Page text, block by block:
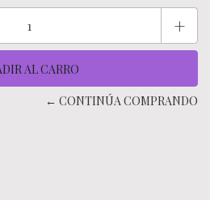
+
← CONTINÚA COMPRANDO